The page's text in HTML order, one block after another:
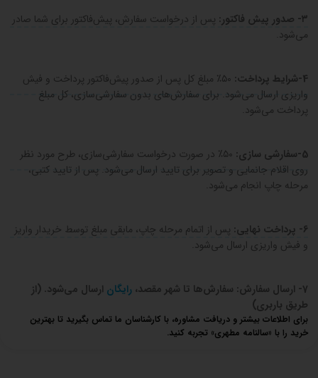
۳- صدور پیش فاکتور:
پس از درخواست سفارش، پیش‌فاکتور برای شما صادر
می‌شود.
4-شرایط پرداخت:
۵۰٪ مبلغ کل پس از صدور پیش‌فاکتور پرداخت و فیش
واریزی ارسال می‌شود. برای سفارش‌های بدون سفارشی‌سازی، کل مبلغ
پرداخت می‌شود.
5-سفارشی سازی:
۵۰٪ در صورت درخواست سفارشی‌سازی، طرح مورد نظر
روی اقلام جانمایی و تصویر برای تایید ارسال می‌شود. پس از تایید کتبی،
مرحله چاپ انجام می‌شود.
6- پرداخت نهایی:
پس از اتمام مرحله چاپ، مابقی مبلغ توسط خریدار واریز
و فیش واریزی ارسال می‌شود.
7- ارسال سفارش: سفارش‌ها تا شهر مقصد، رایگان ارسال می‌شود. (از
طریق باربری)
برای اطلاعات بیشتر و دریافت مشاوره، با کارشناسان ما تماس بگیرید تا بهترین
خرید را با «سالنامه مطهری» تجربه کنید.